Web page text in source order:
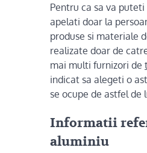
Pentru ca sa va
apelati doar la
produse si materiale
realizate doar de
mai multi furnizori de
indicat sa alegeti o
se ocupe de astfel de
Informatii
aluminiu